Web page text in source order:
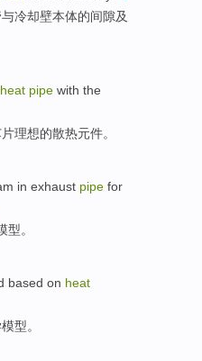
与冷却壁本体的间隙及
heat pipe with the
理想的散热元件。
in exhaust pipe for
型。
based on heat
模型。